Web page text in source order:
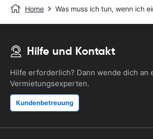
Home Was muss ich tun, wenn ich
Hilfe und Kontakt
Hilfe erforderlich? Dann wende dich an
Vermietungsexperten.
Kundenbetreuung